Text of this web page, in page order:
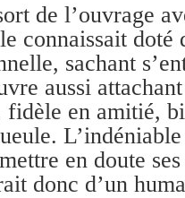
de l’ouvrage
connaissait doté
sachant
aussi
fidèle en amitié,
en doute
donc d’un